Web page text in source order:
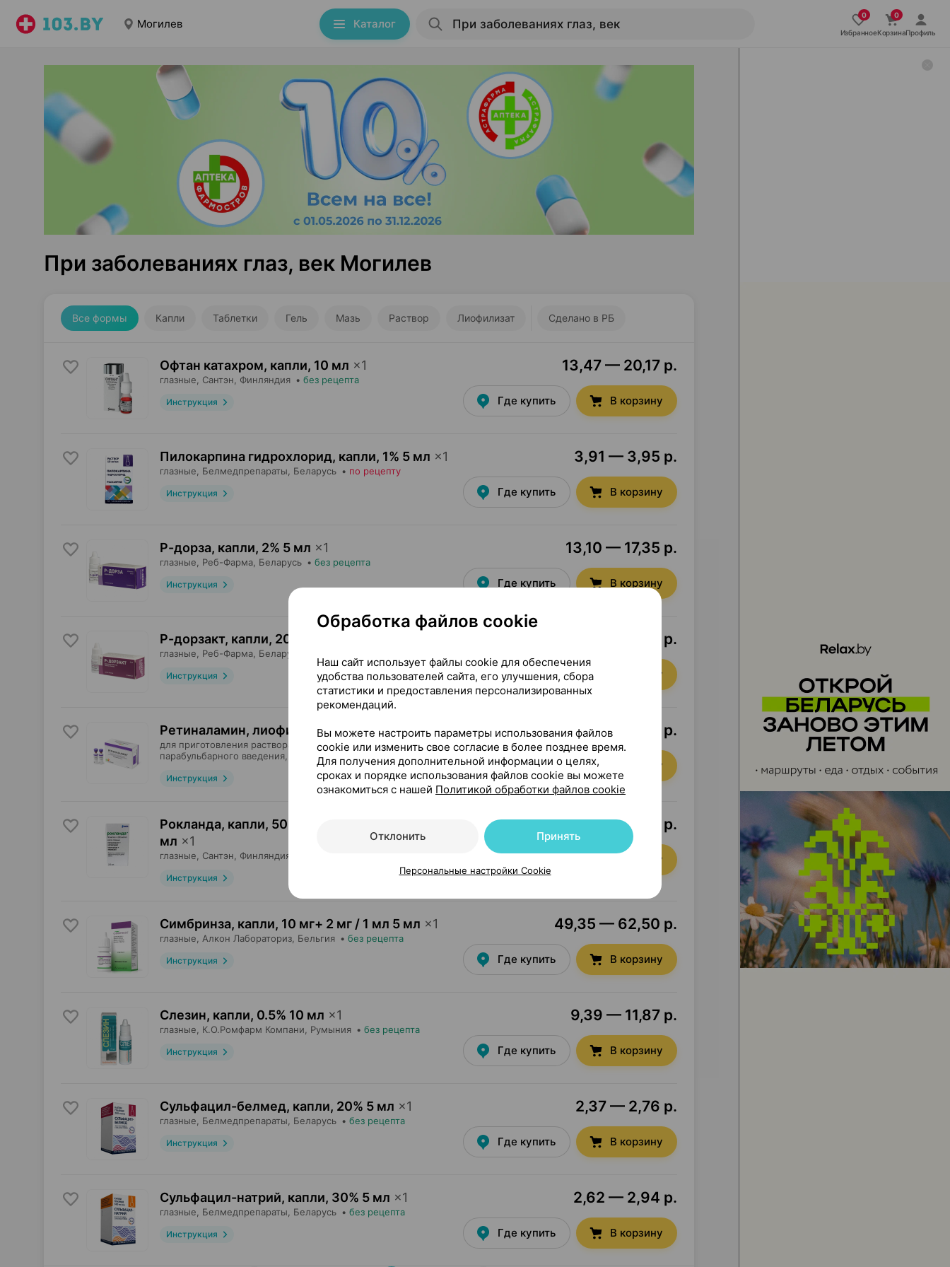
Могилев Каталог
ИзбранноеКорзинаПрофиль
При заболеваниях глаз, век Могилев
Все формы Капли Таблетки Гель Мазь Раствор Лиофилизат Сделано в РБ
Офтан катахром, капли, 10 мл ×1
глазные, Сантэн , Финляндия • без рецепта
Инструкция
13,47 — 20,17 р.
Где купить В корзину
Пилокарпина гидрохлорид, капли, 1% 5 мл ×1
глазные, Белмедпрепараты , Беларусь • по рецепту
Инструкция
3,91 — 3,95 р.
Где купить В корзину
Р-дорза, капли, 2% 5 мл ×1
глазные, Реб-Фарма , Беларусь • без рецепта
Инструкция
13,10 — 17,35 р.
Где купить В корзину
Р-дорзакт, капли, 20 мг + 5 мг / 1 мл 5 мл
глазные, Реб-Фарма , Беларусь
Инструкция
15,60 — 20,70 р.
Где купить В корзину
Ретиналамин, лиофилизат, 5 мг×10
для приготовления раствора для внутримышечного и
парабульбарного введения,
Герофарм
Инструкция
193,36 — 233,50 р.
Где купить В корзину
Рокланда, капли, 50 мкг + 200 мкг / 1 мл 2.5
мл ×1
глазные, Сантэн , Финляндия
Инструкция
56,10 — 60,51 р.
В корзину
Симбринза, капли, 10 мг+ 2 мг / 1 мл 5 мл ×1
глазные, Алкон Лабораториз , Бельгия • без рецепта
Инструкция
49,35 — 62,50 р.
Где купить В корзину
Слезин, капли, 0.5% 10 мл ×1
глазные, К.О.Ромфарм Компани , Румыния • без рецепта
Инструкция
9,39 — 11,87 р.
Где купить В корзину
Сульфацил-белмед, капли, 20% 5 мл ×1
глазные, Белмедпрепараты , Беларусь • без рецепта
Инструкция
2,37 — 2,76 р.
Где купить В корзину
Сульфацил-натрий, капли, 30% 5 мл ×1
глазные, Белмедпрепараты , Беларусь • без рецепта
Инструкция
2,62 — 2,94 р.
Где купить В корзину
Обработка файлов cookie
Наш сайт использует файлы cookie для обеспечения
удобства пользователей сайта, его улучшения, сбора
статистики и предоставления персонализированных
рекомендаций.
Вы можете настроить параметры использования файлов
cookie или изменить свое согласие в более позднее время.
Для получения дополнительной информации о целях,
сроках и порядке использования файлов cookie вы можете
ознакомиться с нашей Политикой обработки файлов cookie
Отклонить Принять
Персональные настройки Cookie